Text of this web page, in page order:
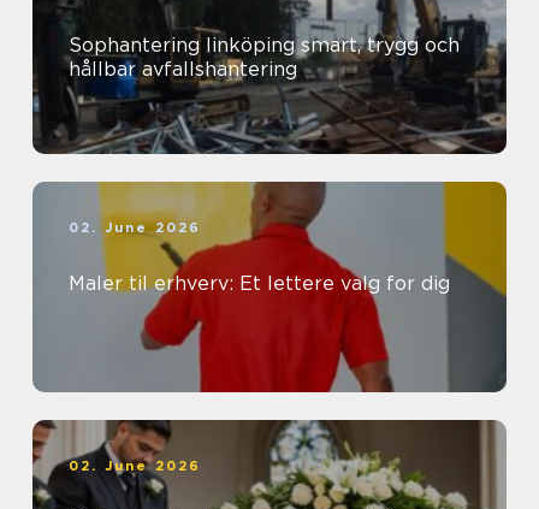
Sophantering linköping smart, trygg och
hållbar avfallshantering
02. June 2026
Maler til erhverv: Et lettere valg for dig
02. June 2026